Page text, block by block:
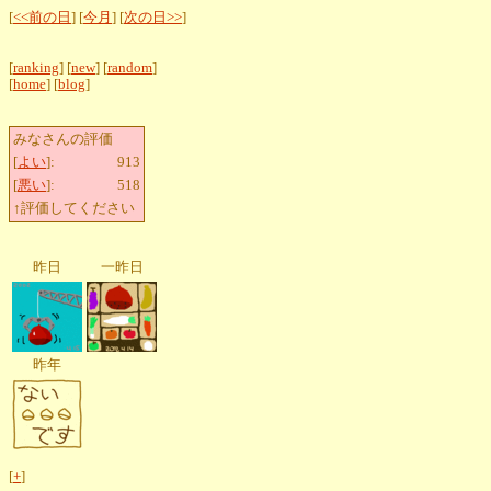
[<<前の日 ] [今月 ] [次の日>>]
[ranking] [new] [random]
[home] [blog]
みなさんの評価
[よい]:
913
[悪い]:
518
↑評価してください
昨日 一昨日
昨年
[+]